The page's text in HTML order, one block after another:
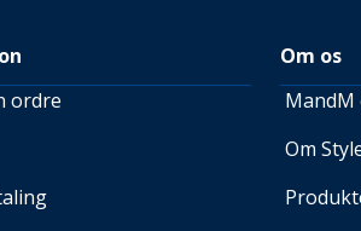
ordre
Om os
MandM
Om